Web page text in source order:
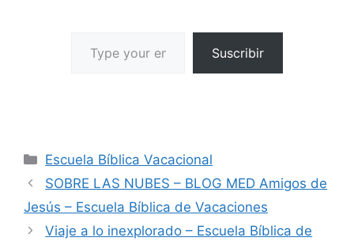
Suscribir
Escuela Bíblica Vacacional
SOBRE LAS NUBES – BLOG MED Amigos de
Jesús – Escuela Bíblica de Vacaciones
Viaje a lo inexplorado – Escuela Bíblica de